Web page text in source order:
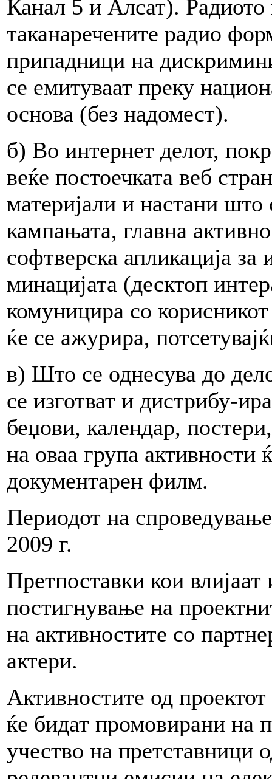
Канал 5 и Алсат).
таканаречените радио
припадници на
се емитуваат преку
основа (без надомест).
б) Во интернет делот,
веќе постоечката веб
материјали и настани што
кампањата, главна
софтверска апликација
минацијата (десктоп
комуницира со
ќе се ажурира,
в) Што се однесува до
се изготват и дистрибу-
беџови, календар,
на оваа група активности
документарен филм.
Периодот на
2009 г.
Претпоставки кои
постигнување на
на активностите со
актери.
Активностите од
ќе бидат промовирани на
учество на претставници